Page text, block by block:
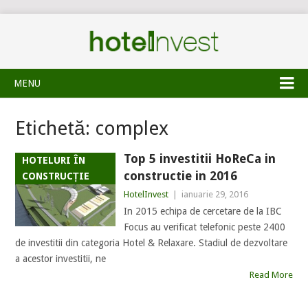
MENU
Etichetă: complex
HOTELURI ÎN
CONSTRUCȚIE
Top 5 investitii HoReCa in
constructie in 2016
HotelInvest ianuarie 29, 2016
In 2015 echipa de cercetare de la IBC
Focus au verificat telefonic peste 2400
de investitii din categoria Hotel & Relaxare. Stadiul de dezvoltare
a acestor investitii, ne
Read More